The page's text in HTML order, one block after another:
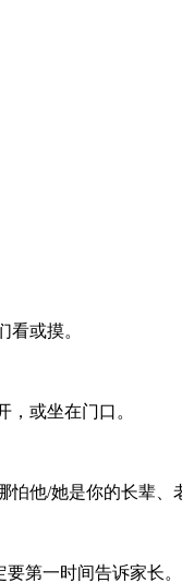
或摸。
或坐在门口。
他/她是你的长辈、
第一时间告诉家长